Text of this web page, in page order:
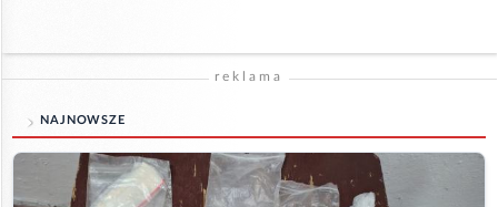
reklama
NAJNOWSZE